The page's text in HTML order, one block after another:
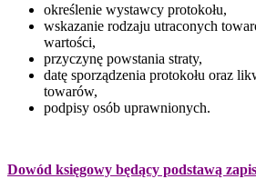
określenie wystawcy protokołu,
wskazanie rodzaju utraconych
wartości,
przyczynę powstania straty,
datę sporządzenia protokołu oraz
towarów,
podpisy osób uprawnionych.
Dowód księgowy będący podstawą